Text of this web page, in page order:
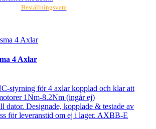
Beställningsvara
4 Axlar
styrning för 4 axlar kopplad och klar att
1Nm-8.2Nm (ingår ej)
dator. Designade, kopplade & testade av
för leveranstid om ej i lager. AXBB-E